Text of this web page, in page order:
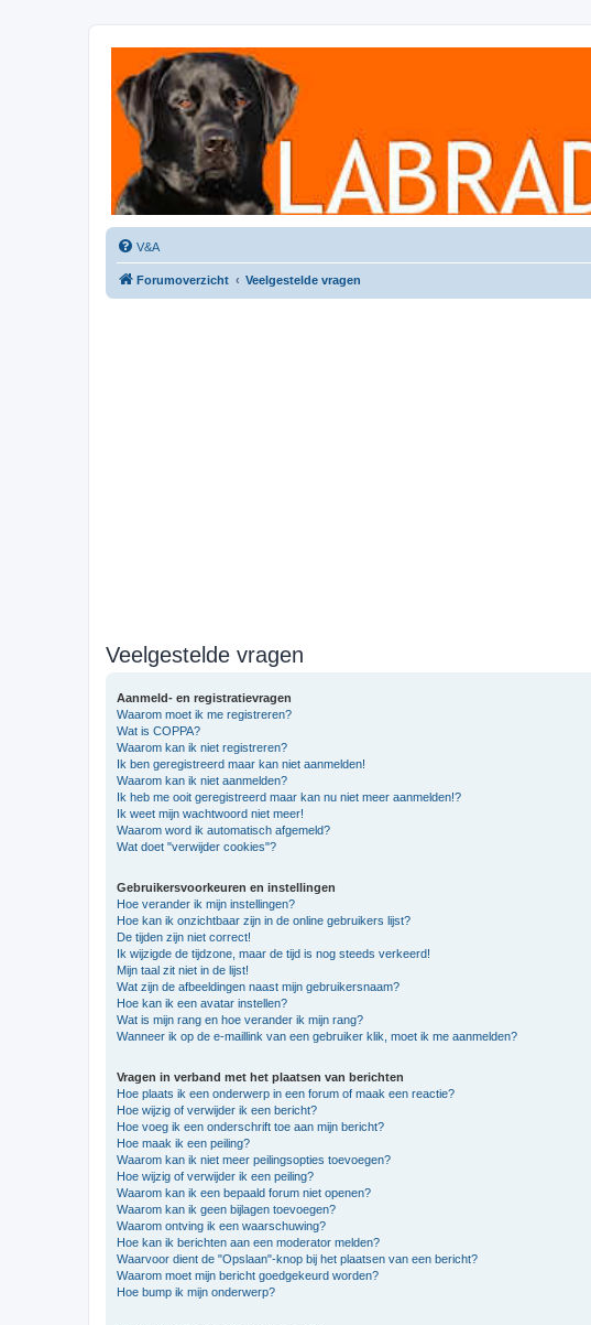
Labradorforum
Het gezelligste Labradorforum van Nederland en België!
V&A
Forumoverzicht Veelgestelde vragen
Veelgestelde vragen
Aanmeld- en registratievragen
Waarom moet ik me registreren?
Wat is COPPA?
Waarom kan ik niet registreren?
Ik ben geregistreerd maar kan niet aanmelden!
Waarom kan ik niet aanmelden?
Ik heb me ooit geregistreerd maar kan nu niet meer aanmelden!?
Ik weet mijn wachtwoord niet meer!
Waarom word ik automatisch afgemeld?
Wat doet "verwijder cookies"?
Gebruikersvoorkeuren en instellingen
Hoe verander ik mijn instellingen?
Hoe kan ik onzichtbaar zijn in de online gebruikers lijst?
De tijden zijn niet correct!
Ik wijzigde de tijdzone, maar de tijd is nog steeds verkeerd!
Mijn taal zit niet in de lijst!
Wat zijn de afbeeldingen naast mijn gebruikersnaam?
Hoe kan ik een avatar instellen?
Wat is mijn rang en hoe verander ik mijn rang?
Wanneer ik op de e-maillink van een gebruiker klik, moet ik me aanmelden?
Vragen in verband met het plaatsen van berichten
Hoe plaats ik een onderwerp in een forum of maak een reactie?
Hoe wijzig of verwijder ik een bericht?
Hoe voeg ik een onderschrift toe aan mijn bericht?
Hoe maak ik een peiling?
Waarom kan ik niet meer peilingsopties toevoegen?
Hoe wijzig of verwijder ik een peiling?
Waarom kan ik een bepaald forum niet openen?
Waarom kan ik geen bijlagen toevoegen?
Waarom ontving ik een waarschuwing?
Hoe kan ik berichten aan een moderator melden?
Waarvoor dient de "Opslaan"-knop bij het plaatsen van een bericht?
Waarom moet mijn bericht goedgekeurd worden?
Hoe bump ik mijn onderwerp?